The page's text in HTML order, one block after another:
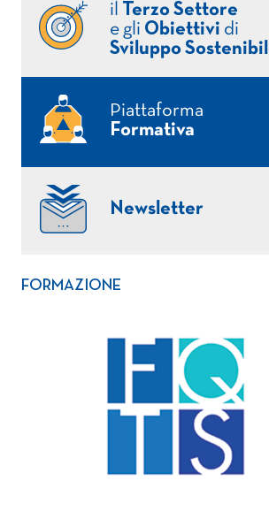
il
Terzo Settore
e gli Obiettivi di
Sviluppo
Piattaforma
Formativa
Newsletter
FORMAZIONE